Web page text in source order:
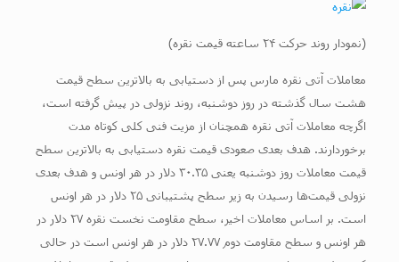
(نمودار روند حرکت ۲۴ ساعته قیمت نقره)
معاملات آتی نقره مارس پس از دستیابی به بالاترین سطح قیمت
هشت سال گذشته در روز دوشنبه، روند نزولی در پیش گرفته است،
اگرچه معاملات آتی نقره همچنان از مزیت فنی کلی کوتاه مدت
برخوردارند. هدف بعدی صعودی قیمت نقره دستیابی به بالاترین سطح
قیمت معاملات روز دوشنبه یعنی ۳۰.۳۵ دلار در هر اونس و هدف بعدی
نزولی قیمت‌ها رسیدن به زیر سطح پشتیبانی ۲۵ دلار در هر اونس
است. بر اساس معاملات اخیر، سطح مقاومت نخست نقره ۲۷ دلار در
هر اونس و سطح مقاومت دوم ۲۷.۷۷ دلار در هر اونس است در حالی